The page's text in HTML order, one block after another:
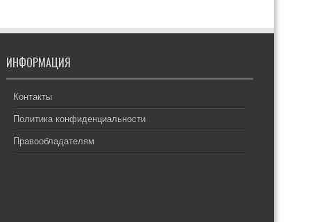
ИНФОРМАЦИЯ
Контакты
Политика конфиденциальности
Правообладателям